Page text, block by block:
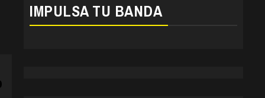
IMPULSA TU BANDA